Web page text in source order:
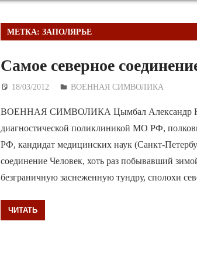
МЕТКА:ЗАПОЛЯРЬЕ
Самое северное
18/03/2012 Дежурный по Редакции
ВОЕННАЯ СИМВОЛИКА
ВОЕННАЯ СИМВОЛИКА Цымбал Александр
диагностической поликлиникой МО РФ,
РФ, кандидат медицинских наук (Санкт-
соединение Человек, хоть раз побывавший
безграничную заснеженную тундру, сполохи
ЧИТАТЬ